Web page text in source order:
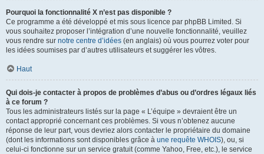
Pourquoi la fonctionnalité X n’est pas disponible ?
Ce programme a été développé et mis sous licence par phpBB Limited. Si
vous souhaitez proposer l’intégration d’une nouvelle fonctionnalité, veuillez
vous rendre sur notre centre d’idées (en anglais) où vous pourrez voter pour
les idées soumises par d’autres utilisateurs et suggérer les vôtres.
Haut
Qui dois-je contacter à propos de problèmes d’abus ou d’ordres légaux liés
à ce forum ?
Tous les administrateurs listés sur la page « L’équipe » devraient être un
contact approprié concernant ces problèmes. Si vous n’obtenez aucune
réponse de leur part, vous devriez alors contacter le propriétaire du domaine
(dont les informations sont disponibles grâce à une requête WHOIS), ou, si
celui-ci fonctionne sur un service gratuit (comme Yahoo, Free, etc.), le service